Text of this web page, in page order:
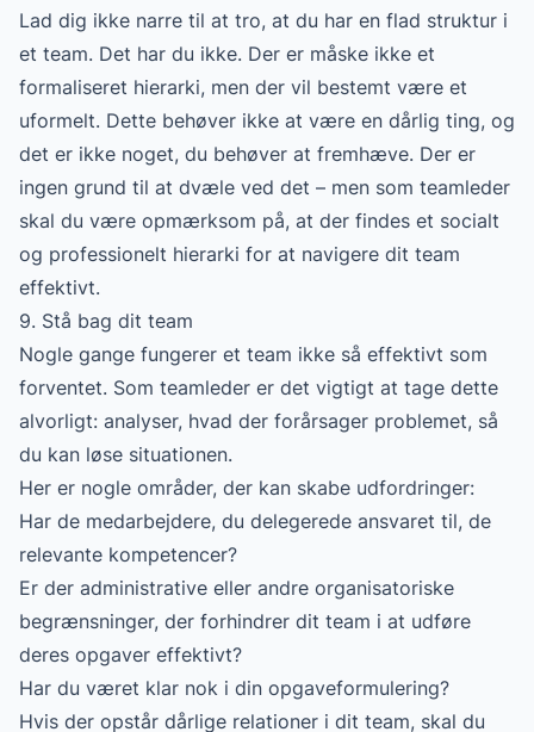
Lad dig ikke narre til at tro, at du har en flad struktur i
et team. Det har du ikke. Der er måske ikke et
formaliseret hierarki, men der vil bestemt være et
uformelt. Dette behøver ikke at være en dårlig ting, og
det er ikke noget, du behøver at fremhæve. Der er
ingen grund til at dvæle ved det – men som teamleder
skal du være opmærksom på, at der findes et socialt
og professionelt hierarki for at navigere dit team
effektivt.
9. Stå bag dit team
Nogle gange fungerer et team ikke så effektivt som
forventet. Som teamleder er det vigtigt at tage dette
alvorligt: analyser, hvad der forårsager problemet, så
du kan løse situationen.
Her er nogle områder, der kan skabe udfordringer:
Har de medarbejdere, du delegerede ansvaret til, de
relevante kompetencer?
Er der administrative eller andre organisatoriske
begrænsninger, der forhindrer dit team i at udføre
deres opgaver effektivt?
Har du været klar nok i din opgaveformulering?
Hvis der opstår dårlige relationer i dit team, skal du